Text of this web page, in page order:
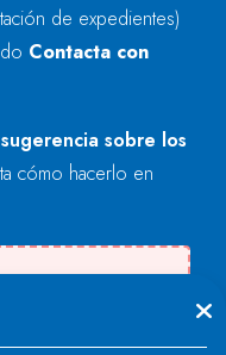
de expedientes)
Contacta con
sobre los
cómo hacerlo en